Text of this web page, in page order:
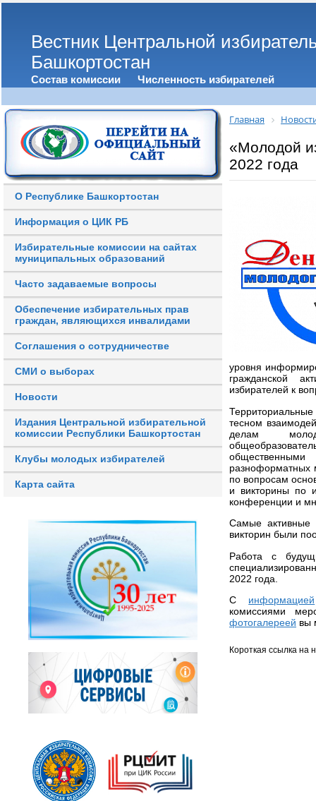
Вестник Центральной
Башкортостан
Состав комиссии Численность избирателей
О Республике Башкортостан
Информация о ЦИК РБ
Избирательные комиссии на сайтах
муниципальных образований
Часто задаваемые вопросы
Обеспечение избирательных прав
граждан, являющихся инвалидами
Соглашения о сотрудничестве
СМИ о выборах
Новости
Издания Центральной избирательной
комиссии Республики Башкортостан
Клубы молодых избирателей
Карта сайта
Главная
«Молодой
2022 года
уровня
гражданской
избирателей к
тесном
делам
разноформатных
по вопросам
и викторины по
конференции и
Самые активные
викторин были
Работа с
2022 года.
С информацией
комиссиями
фотогалереей вы
Короткая ссылка на